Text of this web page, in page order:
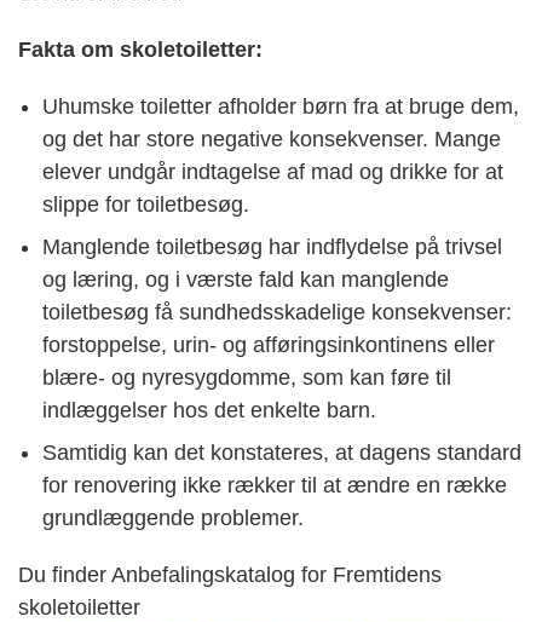
Fakta om skoletoiletter:
Uhumske toiletter afholder børn fra at bruge dem,
og det har store negative konsekvenser. Mange
elever undgår indtagelse af mad og drikke for at
slippe for toiletbesøg.
Manglende toiletbesøg har indflydelse på trivsel
og læring, og i værste fald kan manglende
toiletbesøg få sundhedsskadelige konsekvenser:
forstoppelse, urin- og afføringsinkontinens eller
blære- og nyresygdomme, som kan føre til
indlæggelser hos det enkelte barn.
Samtidig kan det konstateres, at dagens standard
for renovering ikke rækker til at ændre en række
grundlæggende problemer.
Du finder Anbefalingskatalog for Fremtidens
skoletoiletter